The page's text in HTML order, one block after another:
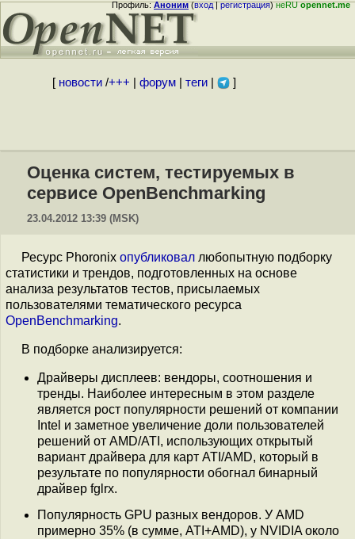
Профиль:Аноним(вход|регистрация)неRUopennet.me
[ новости/+++ форум| теги| ]
Оценка систем, тестируемых в
сервисе OpenBenchmarking
23.04.2012 13:39 (MSK)
Ресурс Phoronix опубликовал любопытную подборку
статистики и трендов, подготовленных на основе
анализа результатов тестов, присылаемых
пользователями тематического ресурса
OpenBenchmarking.
В подборке анализируется:
Драйверы дисплеев: вендоры, соотношения и
тренды. Наиболее интересным в этом разделе
является рост популярности решений от компании
Intel и заметное увеличение доли пользователей
решений от AMD/ATI, использующих открытый
вариант драйвера для карт ATI/AMD, который в
результате по популярности обогнал бинарный
драйвер fglrx.
Популярность GPU разных вендоров. У AMD
примерно 35% (в сумме, ATI+AMD), у NVIDIA около